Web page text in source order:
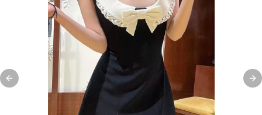
Previous slide